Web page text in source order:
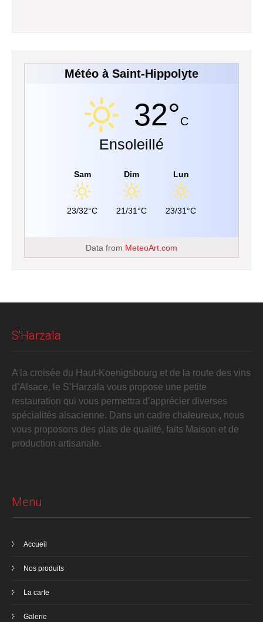
Météo à Saint-Hippolyte
32°C
Ensoleillé
Sam
23/32°C
Dim
21/31°C
Lun
23/31°C
Data from MeteoArt.com
S'Harzala
A la croisée du Haut-Koenigsbourg et de la route des vins
d’Alsace, le S’Harzala vous propose une petite
restauration qui vous permettra d’apprécier diverses
spécialités alsacienne. Dans un cadre chaleureux, nous
vous proposons des plats de qualité, faits Maison et de
production artisanale.
Menu
Accueil
Nos produits
La carte
Galerie